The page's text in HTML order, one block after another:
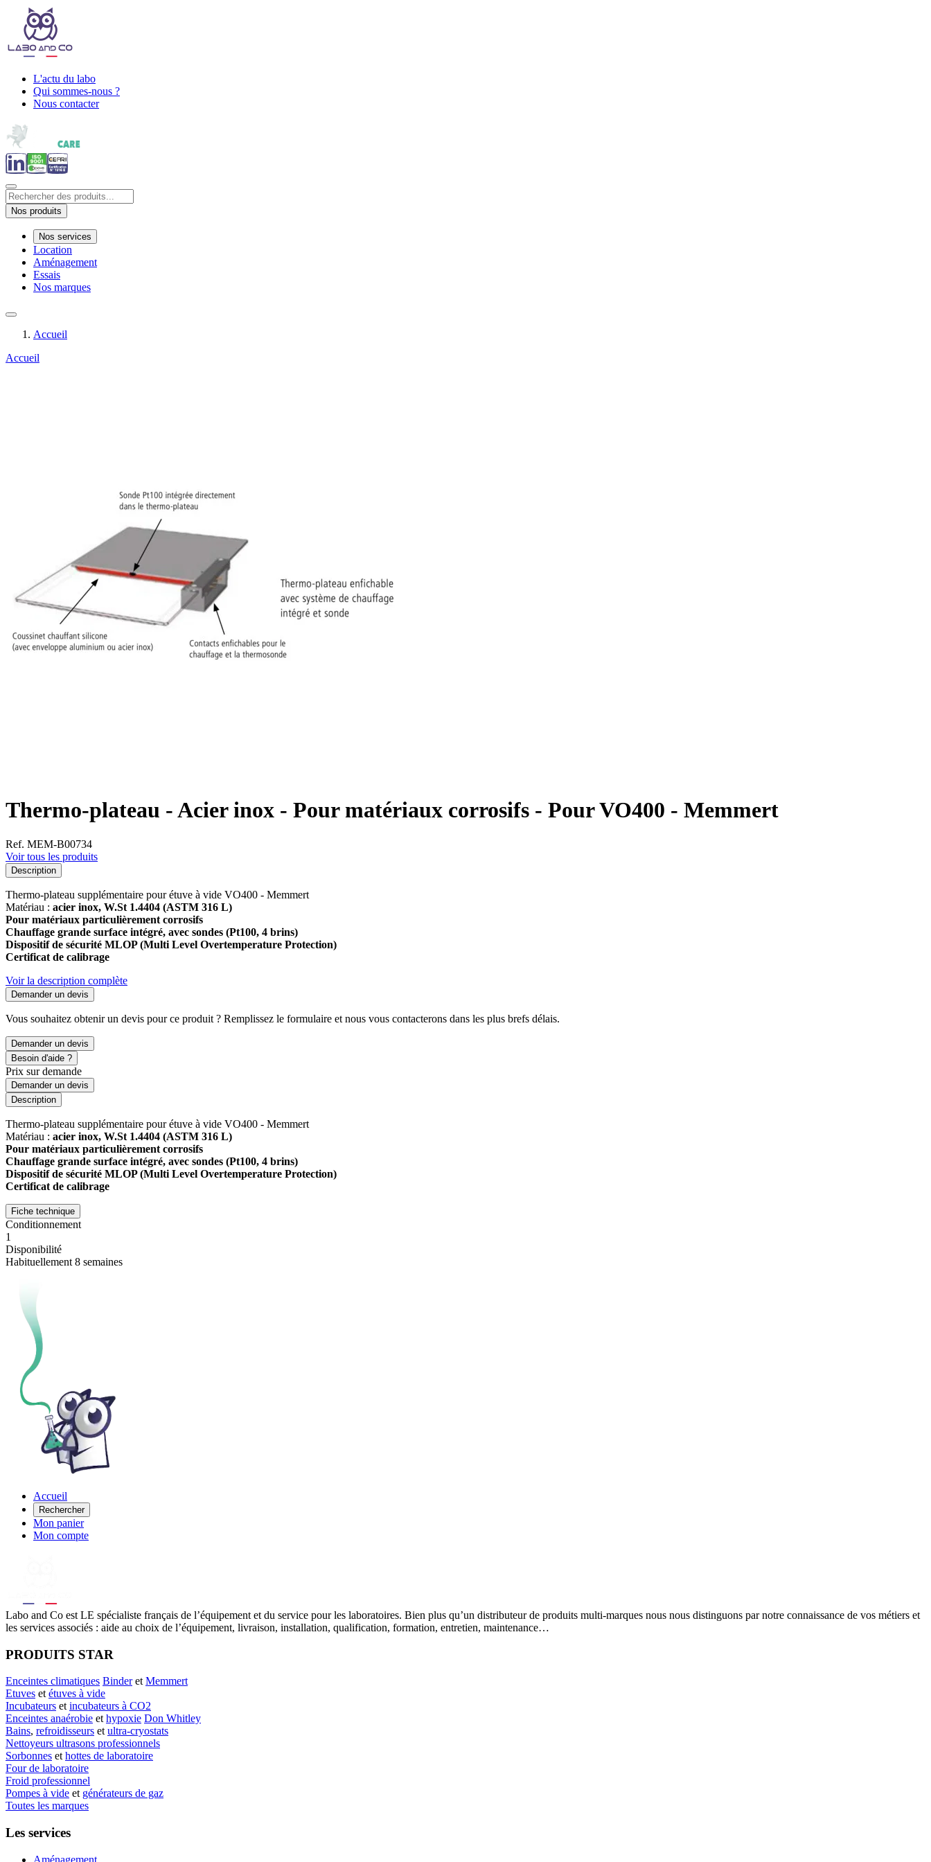
L'actu du labo
Qui sommes-nous ?
Nous contacter
Nos produits
Nos services
Location
Aménagement
Essais
Nos marques
Accueil
Accueil
Thermo-plateau - Acier inox - Pour matériaux corrosifs - Pour VO400 - Memmert
Ref. MEM-B00734
Voir tous les produits
Description
Thermo-plateau supplémentaire pour étuve à vide VO400 - Memmert
Matériau : acier inox, W.St 1.4404 (ASTM 316 L)
Pour matériaux particulièrement corrosifs
Chauffage grande surface intégré, avec sondes (Pt100, 4 brins)
Dispositif de sécurité MLOP (Multi Level Overtemperature Protection)
Certificat de calibrage
Voir la description complète
Demander un devis
Vous souhaitez obtenir un devis pour ce produit ? Remplissez le formulaire et nous vous contacterons dans les plus brefs délais.
Demander un devis
Besoin d'aide ?
Prix sur demande
Demander un devis
Description
Thermo-plateau supplémentaire pour étuve à vide VO400 - Memmert
Matériau : acier inox, W.St 1.4404 (ASTM 316 L)
Pour matériaux particulièrement corrosifs
Chauffage grande surface intégré, avec sondes (Pt100, 4 brins)
Dispositif de sécurité MLOP (Multi Level Overtemperature Protection)
Certificat de calibrage
Fiche technique
Conditionnement
1
Disponibilité
Habituellement 8 semaines
Accueil
Rechercher
Mon panier
Mon compte
Labo and Co est LE spécialiste français de l’équipement et du service pour les laboratoires. Bien plus qu’un distributeur de produits multi-marques nous nous distinguons par notre connaissance de vos métiers et
les services associés : aide au choix de l’équipement, livraison, installation, qualification, formation, entretien, maintenance…
PRODUITS STAR
Enceintes climatiques Binderet Memmert
Etuves et étuves à vide
Incubateurs et incubateurs à CO2
Enceintes anaérobie et hypoxie Don Whitley
Bains, refroidisseurs et ultra-cryostats
Nettoyeurs ultrasons professionnels
Sorbonnes et hottes de laboratoire
Four de laboratoire
Froid professionnel
Pompes à vide et générateurs de gaz
Toutes les marques
Les services
Aménagement